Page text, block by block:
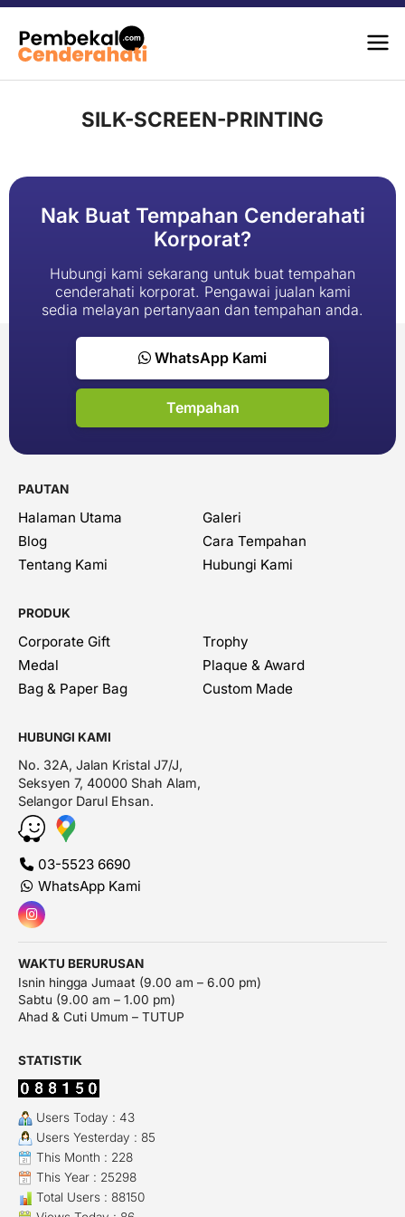
SILK-SCREEN-PRINTING
Nak Buat Tempahan Cenderahati
Korporat?
Hubungi kami sekarang untuk buat tempahan
cenderahati korporat. Pengawai jualan kami
sedia melayan pertanyaan dan tempahan anda.
WhatsApp Kami
Tempahan
PAUTAN
Halaman Utama
Galeri
Blog
Cara Tempahan
Tentang Kami
Hubungi Kami
PRODUK
Corporate Gift
Trophy
Medal
Plaque & Award
Bag & Paper Bag
Custom Made
HUBUNGI KAMI
No. 32A, Jalan Kristal J7/J,
Seksyen 7, 40000 Shah Alam,
Selangor Darul Ehsan.
03-5523 6690
WhatsApp Kami
WAKTU BERURUSAN
Isnin hingga Jumaat (9.00 am – 6.00 pm)
Sabtu (9.00 am – 1.00 pm)
Ahad & Cuti Umum – TUTUP
STATISTIK
Users Today : 43
Users Yesterday : 85
This Month : 228
This Year : 25298
Total Users : 88150